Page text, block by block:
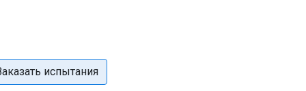
испытания